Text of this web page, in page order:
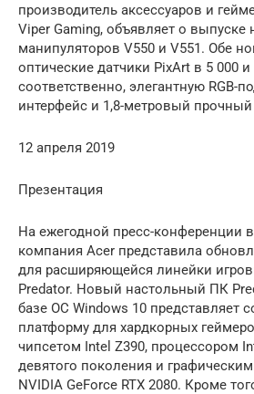
производитель аксессуаров и
Viper Gaming, объявляет о
манипуляторов V550 и V551. Обе
оптические датчики PixArt в 5 000 и
соответственно, элегантную RGB-
интерфейс и 1,8-метровый
12 апреля 2019
Презентация
На ежегодной пресс-конференции
компания Acer представила
для расширяющейся линейки
Predator. Новый настольный ПК
базе ОС Windows 10 представляет
платформу для хардкорных
чипсетом Intel Z390, процессором
девятого поколения и
NVIDIA GeForce RTX 2080. Кроме